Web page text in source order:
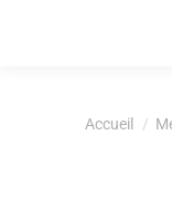
Vous êtes ici :
Accueil